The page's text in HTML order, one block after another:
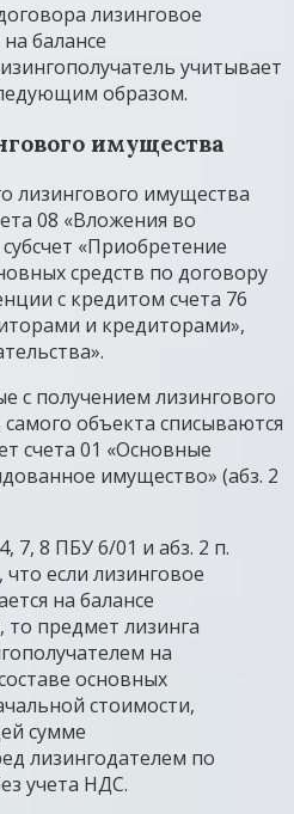
лизинговое
балансе
учитывает
образом.
имущества
лизингового имущества
08 «Вложения во
«Приобретение
средств по договору
с кредитом счета 76
и кредиторами»,
с получением лизингового
объекта списываются
счета 01 «Основные
имущество» (абз. 2
7, 8 ПБУ 6/01 и абз. 2 п.
что если лизинговое
на балансе
то предмет лизинга
на
основных
стоимости,
сумме
лизингодателем по
учета НДС.